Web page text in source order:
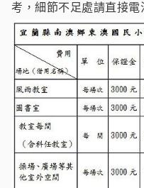
考，細節不足處請直接電